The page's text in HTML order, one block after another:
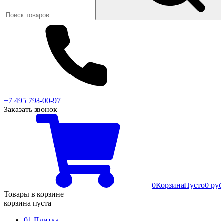
+7 495 798-00-97
Заказать звонок
0КорзинаПусто0
Товары в корзине
корзина пуста